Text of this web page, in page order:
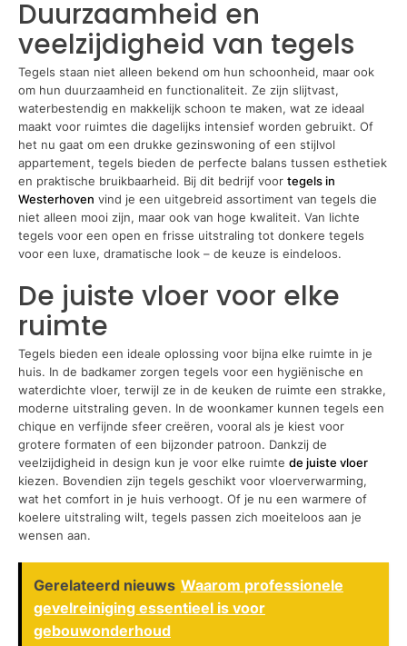
Duurzaamheid en
veelzijdigheid van tegels
Tegels staan niet alleen bekend om hun schoonheid, maar ook
om hun duurzaamheid en functionaliteit. Ze zijn slijtvast,
waterbestendig en makkelijk schoon te maken, wat ze ideaal
maakt voor ruimtes die dagelijks intensief worden gebruikt. Of
het nu gaat om een drukke gezinswoning of een stijlvol
appartement, tegels bieden de perfecte balans tussen esthetiek
en praktische bruikbaarheid. Bij dit bedrijf voor tegels in
Westerhoven vind je een uitgebreid assortiment van tegels die
niet alleen mooi zijn, maar ook van hoge kwaliteit. Van lichte
tegels voor een open en frisse uitstraling tot donkere tegels
voor een luxe, dramatische look – de keuze is eindeloos.
De juiste vloer voor elke
ruimte
Tegels bieden een ideale oplossing voor bijna elke ruimte in je
huis. In de badkamer zorgen tegels voor een hygiënische en
waterdichte vloer, terwijl ze in de keuken de ruimte een strakke,
moderne uitstraling geven. In de woonkamer kunnen tegels een
chique en verfijnde sfeer creëren, vooral als je kiest voor
grotere formaten of een bijzonder patroon. Dankzij de
veelzijdigheid in design kun je voor elke ruimte de juiste vloer
kiezen. Bovendien zijn tegels geschikt voor vloerverwarming,
wat het comfort in je huis verhoogt. Of je nu een warmere of
koelere uitstraling wilt, tegels passen zich moeiteloos aan je
wensen aan.
Gerelateerd nieuws Waarom professionele
gevelreiniging essentieel is voor
gebouwonderhoud